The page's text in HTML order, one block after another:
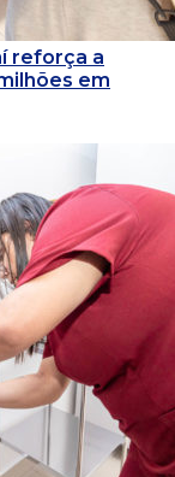
reforça a
em